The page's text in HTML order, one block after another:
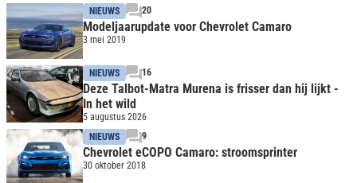
NIEUWS 20
Modeljaarupdate voor Chevrolet Camaro
3 mei 2019
NIEUWS 16
Deze Talbot-Matra Murena is frisser dan hij lijkt -
In het wild
5 augustus 2026
NIEUWS
9
Chevrolet eCOPO Camaro: stroomsprinter
30 oktober 2018